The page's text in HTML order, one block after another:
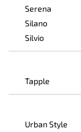
Serena
Silano
Silvio
Tapple
Urban Style